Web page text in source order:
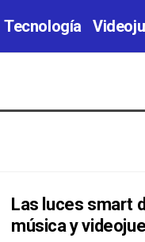
Tecnología
Las luces smart
música y